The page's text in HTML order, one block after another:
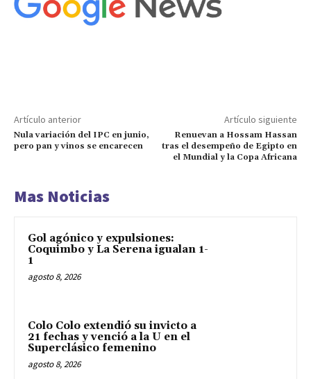
Artículo anterior
Nula variación del IPC en junio,
pero pan y vinos se encarecen
Artículo siguiente
Renuevan a Hossam Hassan
tras el desempeño de Egipto en
el Mundial y la Copa Africana
Mas Noticias
Gol agónico y expulsiones:
Coquimbo y La Serena igualan 1-
1
agosto 8, 2026
Colo Colo extendió su invicto a
21 fechas y venció a la U en el
Superclásico femenino
agosto 8, 2026